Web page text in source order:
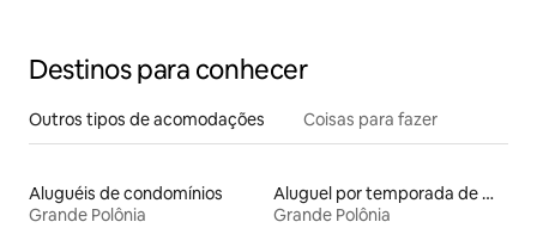
Destinos para conhecer
Outros tipos de acomodações Coisas para fazer
Aluguéis de condomínios
Grande Polônia
Aluguel por temporada de microcasas
Grande Polônia